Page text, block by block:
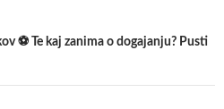
⚽ Te kaj zanima o dogajanju? Pusti